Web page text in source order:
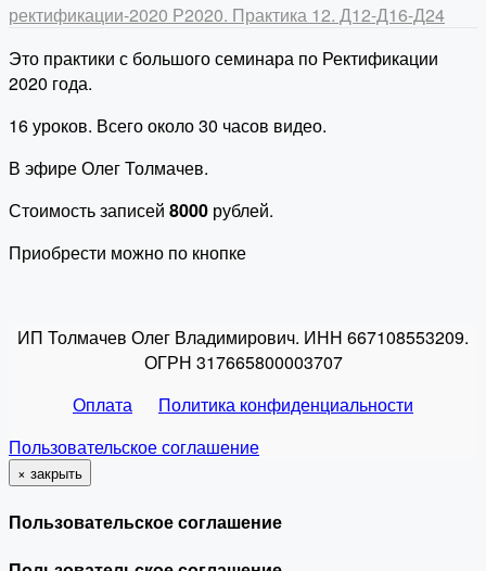
ректификации-2020 Р2020. Практика 12. Д12-Д16-Д24
Это практики с большого семинара по Ректификации
2020 года.
16 уроков. Всего около 30 часов видео.
В эфире Олег Толмачев.
Стоимость записей 8000 рублей.
Приобрести можно по кнопке
ИП Толмачев Олег Владимирович. ИНН 667108553209.
ОГРН 317665800003707
Оплата
Политика конфиденциальности
Пользовательское соглашение
× закрыть
Пользовательское соглашение